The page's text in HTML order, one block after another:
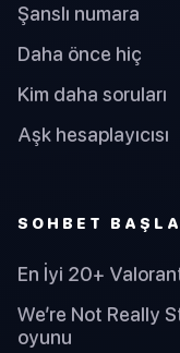
Şanslı numara
Daha önce hiç
Kim daha soruları
Aşk hesaplayıcısı
SOHBET
En İyi 20+
We’re Not Really
oyunu